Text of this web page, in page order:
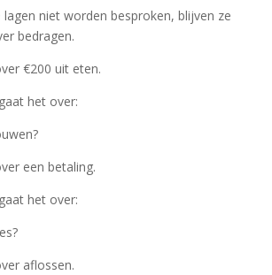
lagen niet worden besproken, blijven ze
bedragen.
€200 uit eten.
het over:
een betaling.
het over:
aflossen.